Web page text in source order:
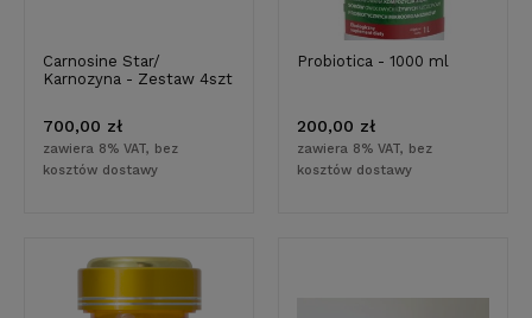
Carnosine Star/
Karnozyna - Zestaw 4szt
700,00 zł
zawiera 8% VAT, bez
kosztów dostawy
Probiotica - 1000 ml
200,00 zł
zawiera 8% VAT, bez
kosztów dostawy